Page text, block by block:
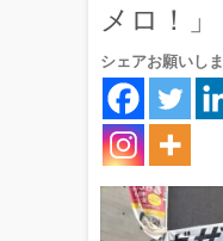
メロ！」
シェアお願いし